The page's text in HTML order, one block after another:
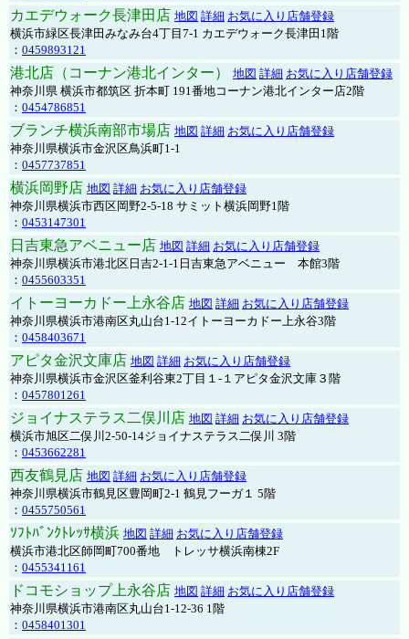
カエデウォーク長津田店 地図 詳細 お気に入り店舗登録
横浜市緑区長津田みなみ台4丁目7-1 カエデウォーク長津田1階
： 0459893121
港北店（コーナン港北インター） 地図 詳細 お気に入り店舗登録
神奈川県 横浜市都筑区 折本町 191番地コーナン港北インター店2階
： 0454786851
ブランチ横浜南部市場店 地図 詳細 お気に入り店舗登録
神奈川県横浜市金沢区鳥浜町1-1
： 0457737851
横浜岡野店 地図 詳細 お気に入り店舗登録
神奈川県横浜市西区岡野2-5-18 サミット横浜岡野1階
： 0453147301
日吉東急アベニュー店 地図 詳細 お気に入り店舗登録
神奈川県横浜市港北区日吉2-1-1日吉東急アベニュー 本館3階
： 0455603351
イトーヨーカドー上永谷店 地図 詳細 お気に入り店舗登録
神奈川県横浜市港南区丸山台1-12イトーヨーカドー上永谷3階
： 0458403671
アピタ金沢文庫店 地図 詳細 お気に入り店舗登録
神奈川県横浜市金沢区釜利谷東2丁目１-１アピタ金沢文庫３階
： 0457801261
ジョイナステラス二俣川店 地図 詳細 お気に入り店舗登録
横浜市旭区二俣川2-50-14ジョイナステラス二俣川 3階
： 0453662281
西友鶴見店 地図 詳細 お気に入り店舗登録
神奈川県横浜市鶴見区豊岡町2-1 鶴見フーガ１ 5階
： 0455750561
ｿﾌﾄﾊﾞﾝｸﾄﾚｯｻ横浜 地図 詳細 お気に入り店舗登録
横浜市港北区師岡町700番地 トレッサ横浜南棟2F
： 0455341161
ドコモショップ上永谷店 地図 詳細 お気に入り店舗登録
神奈川県横浜市港南区丸山台1-12-36 1階
： 0458401301